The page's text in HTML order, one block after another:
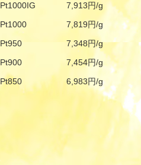
Pt1000IG
7,913円/g
Pt1000
7,819円/g
Pt950
7,348円/g
Pt900
7,454円/g
Pt850
6,983円/g